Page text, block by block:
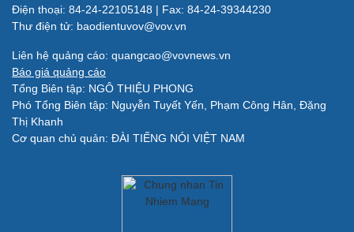
Quân sự - Quốc phòng
Vũ khí
Việt Nam
Phân tích
Điện thoại: 84-24-22105148 | Fax: 84-24-39344230
Thư điện tử: baodientuvov@vov.vn
Liên hệ quảng cáo: quangcao@vovnews.vn
Báo giá quảng cáo
Tổng Biên tập: NGÔ THIỆU PHONG
Phó Tổng Biên tập: Nguyễn Tuyết Yến, Phạm Công Hân, Đặng
Thị Khanh
Cơ quan chủ quản: ĐÀI TIẾNG NÓI VIỆT NAM